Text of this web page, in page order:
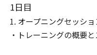
1日目
オープニングセッショ
トレーニングの概要